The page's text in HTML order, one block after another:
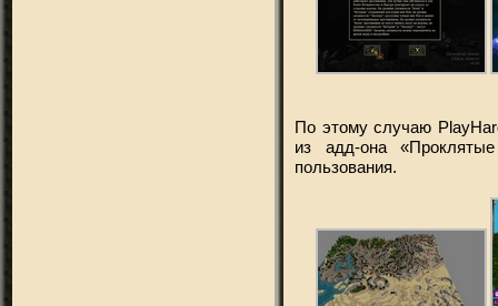
По этому случаю
из адд-она
пользования.